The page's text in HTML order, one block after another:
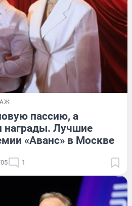
пассию, а
награды. Лучшие
«Аванс» в Москве
1